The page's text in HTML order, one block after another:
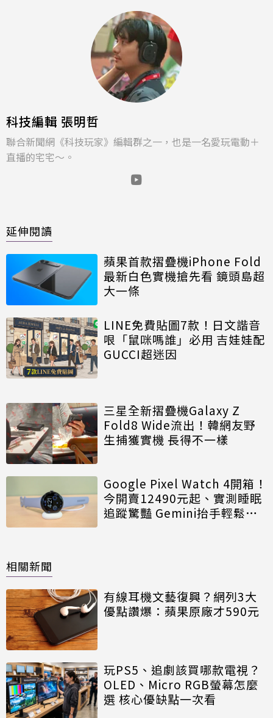
科技編輯 張明哲
聯合新聞網《科技玩家》編輯群之一，也是一名愛玩電動＋
直播的宅宅～。
延伸閱讀
蘋果首款摺疊機iPhone Fold
最新白色實機搶先看 鏡頭島超
大一條
LINE免費貼圖7款！日文諧音
哏「鼠咪嗎誰」必用 吉娃娃配
GUCCI超迷因
三星全新摺疊機Galaxy Z
Fold8 Wide流出！韓網友野
生捕獲實機 長得不一樣
Google Pixel Watch 4開箱！
今開賣12490元起、實測睡眠
追蹤驚豔 Gemini抬手輕鬆對
相關新聞
有線耳機文藝復興？網列3大
優點讚爆：蘋果原廠才590元
玩PS5、追劇該買哪款電視？
OLED、Micro RGB螢幕怎麼
選 核心優缺點一次看